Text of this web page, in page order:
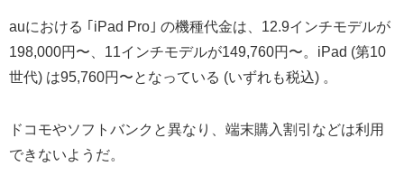
auにおける ｢iPad Pro｣ の機種代金は、12.9インチモデルが
198,000円〜、11インチモデルが149,760円〜。iPad (第10
世代) は95,760円〜となっている (いずれも税込) 。
ドコモやソフトバンクと異なり、端末購入割引などは利用
できないようだ。